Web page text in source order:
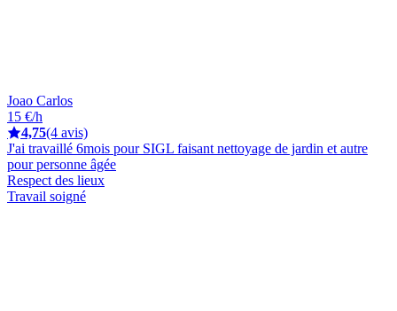
Joao Carlos
15 €/h
4,75(4 avis)
J'ai travaillé 6mois pour SIGL faisant nettoyage de jardin et autre
pour personne âgée
Respect des lieux
Travail soigné